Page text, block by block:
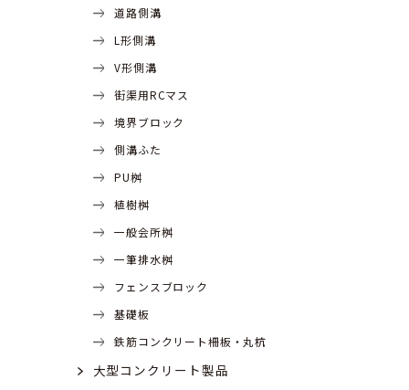
道路側溝
L形側溝
V形側溝
街渠用RCマス
境界ブロック
側溝ふた
PU桝
植樹桝
一般会所桝
一筆排水桝
フェンスブロック
基礎板
鉄筋コンクリート柵板・丸杭
大型コンクリート製品